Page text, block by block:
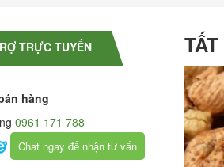
TRỰC TUYẾN
hàng
0961 171 788
Chat ngay để nhận tư vấn